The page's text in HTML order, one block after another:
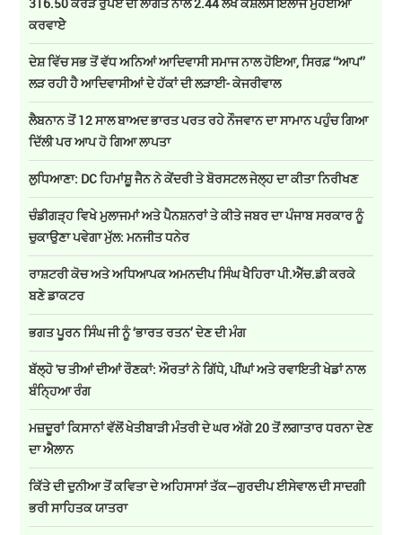
316.50 ਕਰੋੜ ਰੁਪਏ ਦੀ ਲਾਗਤ ਨਾਲ 2.44 ਲੱਖ ਕੈਸ਼ਲੈੱਸ ਇਲਾਜ ਮੁਹੱਈਆ
ਕਰਵਾਏੇ
ਦੇਸ਼ ਵਿੱਚ ਸਭ ਤੋਂ ਵੱਧ ਅਨਿਆਂ ਆਦਿਵਾਸੀ ਸਮਾਜ ਨਾਲ ਹੋਇਆ, ਸਿਰਫ਼ ‘‘ਆਪ’’
ਲੜ ਰਹੀ ਹੈ ਆਦਿਵਾਸੀਆਂ ਦੇ ਹੱਕਾਂ ਦੀ ਲੜਾਈ- ਕੇਜਰੀਵਾਲ
ਲੈਬਨਾਨ ਤੋਂ 12 ਸਾਲ ਬਾਅਦ ਭਾਰਤ ਪਰਤ ਰਹੇ ਨੌਜਵਾਨ ਦਾ ਸਾਮਾਨ ਪਹੁੰਚ ਗਿਆ
ਦਿੱਲੀ ਪਰ ਆਪ ਹੋ ਗਿਆ ਲਾਪਤਾ
ਲੁਧਿਆਣਾ: DC ਹਿਮਾਂਸ਼ੂ ਜੈਨ ਨੇ ਕੇਂਦਰੀ ਤੇ ਬੋਰਸਟਲ ਜੇਲ੍ਹ ਦਾ ਕੀਤਾ ਨਿਰੀਖਣ
ਚੰਡੀਗੜ੍ਹ ਵਿਖੇ ਮੁਲਾਜਮਾਂ ਅਤੇ ਪੈਨਸ਼ਨਰਾਂ ਤੇ ਕੀਤੇ ਜਬਰ ਦਾ ਪੰਜਾਬ ਸਰਕਾਰ ਨੂੰ
ਚੁਕਾਉਣਾ ਪਵੇਗਾ ਮੁੱਲ: ਮਨਜੀਤ ਧਨੇਰ
ਰਾਸ਼ਟਰੀ ਕੋਚ ਅਤੇ ਅਧਿਆਪਕ ਅਮਨਦੀਪ ਸਿੰਘ ਖੈਹਿਰਾ ਪੀ.ਐੱਚ.ਡੀ ਕਰਕੇ
ਬਣੇ ਡਾਕਟਰ
ਭਗਤ ਪੂਰਨ ਸਿੰਘ ਜੀ ਨੂੰ ‘ਭਾਰਤ ਰਤਨ’ ਦੇਣ ਦੀ ਮੰਗ
ਬੱਲ੍ਹੋ 'ਚ ਤੀਆਂ ਦੀਆਂ ਰੌਣਕਾਂ: ਔਰਤਾਂ ਨੇ ਗਿੱਧੇ, ਪੀਂਘਾਂ ਅਤੇ ਰਵਾਇਤੀ ਖੇਡਾਂ ਨਾਲ
ਬੰਨ੍ਹਿਆ ਰੰਗ
ਮਜ਼ਦੂਰਾਂ ਕਿਸਾਨਾਂ ਵੱਲੋਂ ਖੇਤੀਬਾੜੀ ਮੰਤਰੀ ਦੇ ਘਰ ਅੱਗੇ 20 ਤੋਂ ਲਗਾਤਾਰ ਧਰਨਾ ਦੇਣ
ਦਾ ਐਲਾਨ
ਕਿੱਤੇ ਦੀ ਦੁਨੀਆ ਤੋਂ ਕਵਿਤਾ ਦੇ ਅਹਿਸਾਸਾਂ ਤੱਕ—ਗੁਰਦੀਪ ਈਸੇਵਾਲ ਦੀ ਸਾਦਗੀ
ਭਰੀ ਸਾਹਿਤਕ ਯਾਤਰਾ